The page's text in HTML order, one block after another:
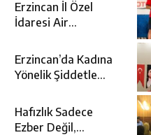
Erzincan İl Özel
İdaresi Air
Türkiye Şampiyonu
Oldu
Erzincan’da Kadına
Yönelik Şiddetle
Kurumlar Bir Araya
Geldi
Hafızlık Sadece
Ezber Değil,